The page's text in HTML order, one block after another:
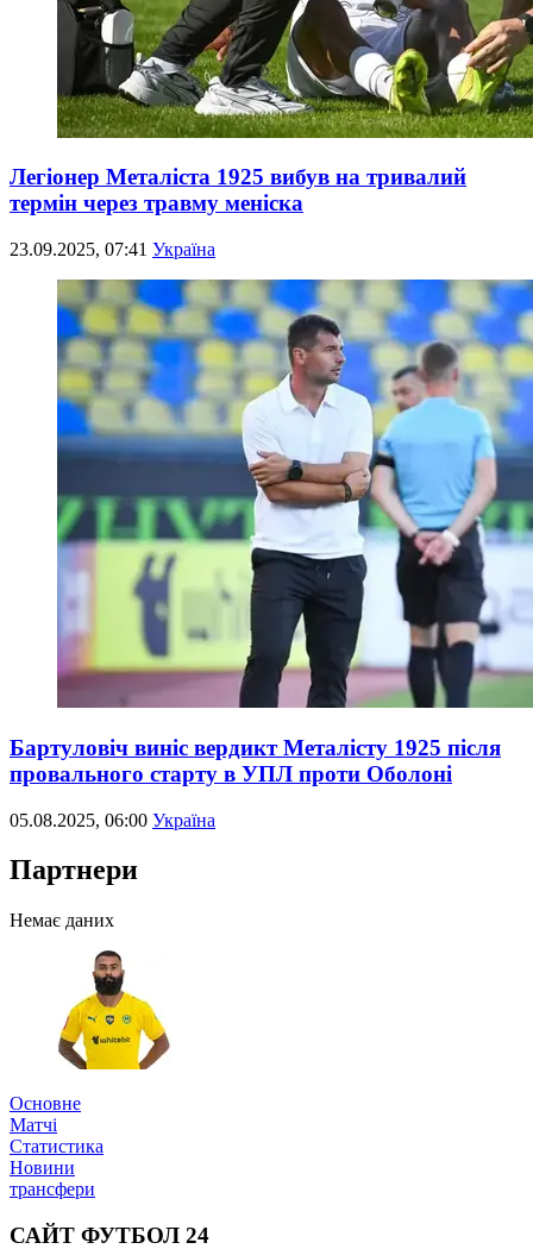
Легіонер Металіста 1925 вибув на тривалий
термін через травму меніска
23.09.2025, 07:41 Україна
Бартуловіч виніс вердикт Металісту 1925 після
провального старту в УПЛ проти Оболоні
05.08.2025, 06:00 Україна
Партнери
Немає даних
Основне
Матчі
Статистика
Новини
трансфери
САЙТ ФУТБОЛ 24